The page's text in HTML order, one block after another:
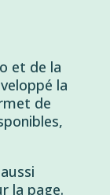
et de la
la
de
la page.